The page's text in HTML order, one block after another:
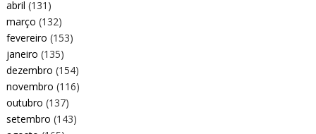
abril (131)
março (132)
fevereiro (153)
janeiro (135)
dezembro (154)
novembro (116)
outubro (137)
setembro (143)